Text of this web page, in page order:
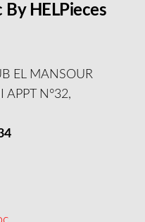
HELPieces
EL MANSOUR
APPT N°32,